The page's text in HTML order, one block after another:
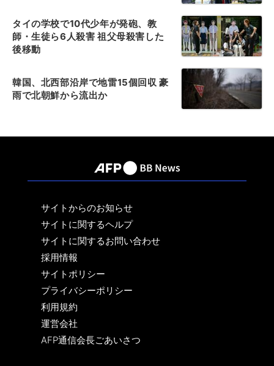
タイの学校で10代少年が発砲、教
師・生徒ら6人殺害 祖父母殺害した
後移動
韓国、北西部沿岸で地雷15個回収 豪
雨で北朝鮮から流出か
サイトからのお知らせ
サイトに関するヘルプ
サイトに関するお問い合わせ
採用情報
サイトポリシー
プライバシーポリシー
利用規約
運営会社
AFP通信会長ごあいさつ